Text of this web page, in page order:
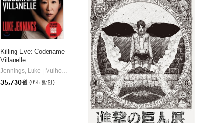
Killing Eve: Codename
Villanelle
Jennings, Luke
Mulholland Books
35,730원 (0% 할인)